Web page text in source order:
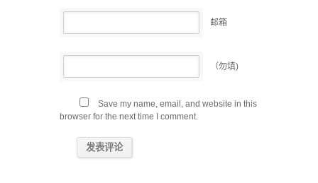
邮箱
（勿填)
Save my name, email, and website in this
browser for the next time I comment.